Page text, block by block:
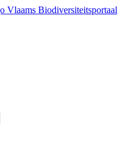
Vlaams Biodiversiteitsportaal